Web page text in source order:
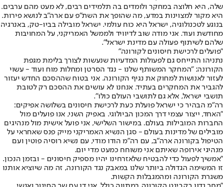
שלה, היא חלוצה במחקר ולומדים בה תלמידים רבים, לא מעט מהם ערבים.
היא מקור למצוינות במדע, מה שהופך את השת"פ עם ארה"ב לנושא פירות.
בנוגע לטכנולוגיה, ישראל היא כוח עולמי. ישראל מובילה בביו-טק, באנרגיה
מחודשת ועוד. אני מודה שוב לדיוויד ולממשל האמריקני, על המחויבות
שלהם לשיתוף פעולה עם מדינת ישראל".
"פועלים לרכישת חיסונים לקורונה"
נתניהו התייחס גם לפעולות המדעיות שנעשות לצורך בלימת מגפת
הקורונה: "המחקר המשותף שלנו - נגד הסרטן ומחלות מוח ועוד - עשוי
לעזור לאנושות למחוק את נגיף הקורונה. אני בטוח שההסכם החדש יעזור
להגביר את המחקרים בעתיד. אנחנו לא עושים את ההסכם רק לטובת
תושבי ישראל, אלא גם לתושבי העולם כולו".
רה"מ הבהיר כי ישראל פועלת כעת לרכישת חיסונים בשלושה אפיקים:
"האחד, ייצור עצמי דרך המכון הביולוגי. באפיק השני, אנו פועלים מול
החברות המובילות בעולם. במישור השלישי, אני פועל אישית מול מנהיגים
מובילים של מדינות בעולם - סגן הנשיא האמריקני מייק פנס שאחראי על
הטיפול בקורונה ארה"ב, עם רה"מ הודו מודי, עם נשיא רוסיה פוטין ועם
מנהיגי אירופה שאיתם אני משוחח כמעט מדי יום.
"אמשיך לפעול כדי להבטיח שלאזרחינו יהיו מספיק חיסונים - ובזמן הנכון.
זו המשימה הגדולה ביותר שלנו במאבק נגד הקורונה, זה מה שיוציא אותנו
משגרת הקורונה ומהמגבלות הקשות.